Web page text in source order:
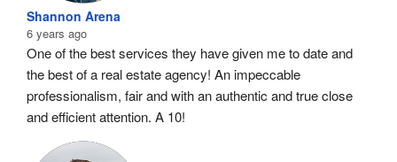
Shannon Arena
6 years ago
One of the best services they have given me to date and
the best of a real estate agency! An impeccable
professionalism, fair and with an authentic and true close
and efficient attention. A 10!